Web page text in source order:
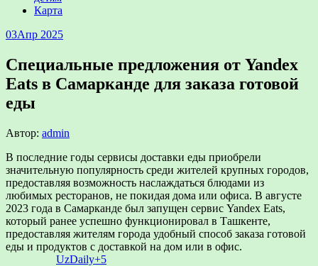
Карта
03Апр 2025
Специальные предложения от Yandex
Eats в Самарканде для заказа готовой
еды
Автор: admin
В последние годы сервисы доставки еды приобрели
значительную популярность среди жителей крупных городов,
предоставляя возможность наслаждаться блюдами из
любимых ресторанов, не покидая дома или офиса. В августе
2023 года в Самарканде был запущен сервис Yandex Eats,
который ранее успешно функционировал в Ташкенте,
предоставляя жителям города удобный способ заказа готовой
еды и продуктов с доставкой на дом или в офис.
UzDaily+5